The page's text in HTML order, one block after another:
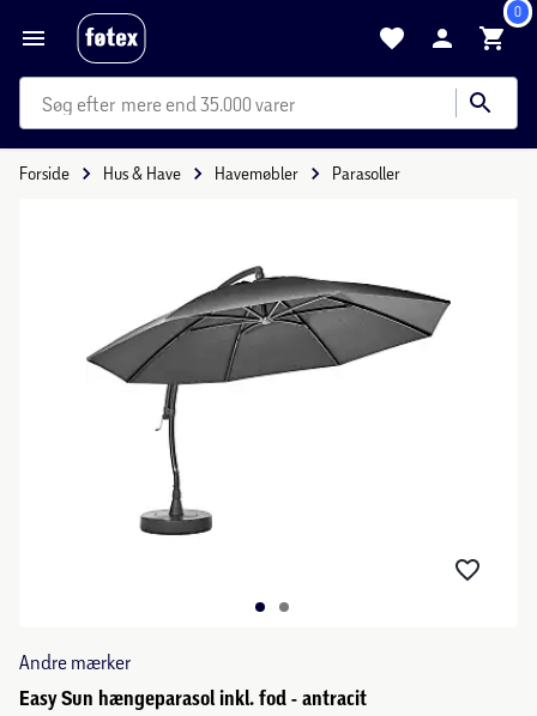
0
mere end 35.000 varer
Forside Hus & Have Havemøbler Parasoller
Andre mærker
Easy Sun hængeparasol inkl. fod - antracit